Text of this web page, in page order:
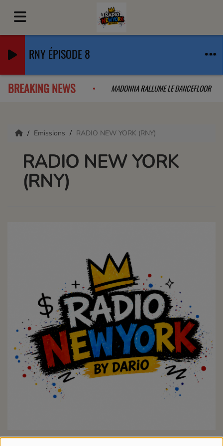
RNY ÉPISODE 8
BREAKING NEWS
QUE L'ON A PAS VU VENIR MADONNA RALLUME LE DANCEFLOOR
Emissions RADIO NEW YORK (RNY)
RADIO NEW YORK
(RNY)